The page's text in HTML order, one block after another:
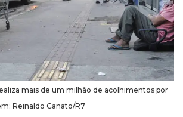
mais de um milhão de acolhimentos por
Reinaldo Canato/R7